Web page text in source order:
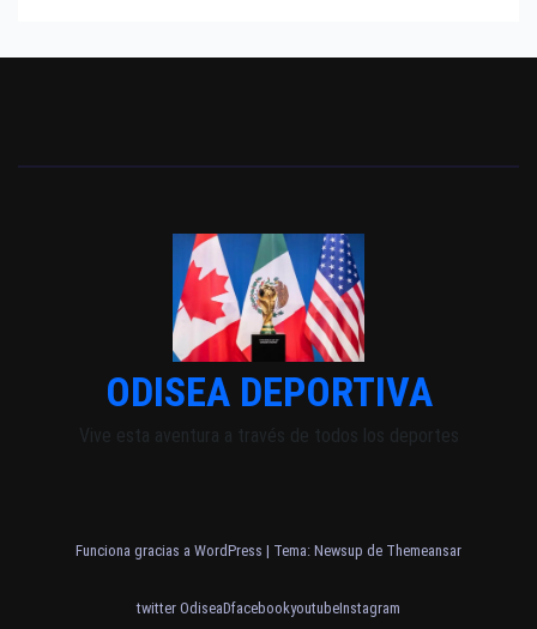
ODISEA DEPORTIVA
Vive esta aventura a través de todos los deportes
Funciona gracias a WordPress | Tema: Newsup de Themeansar
twitter OdiseaDfacebookyoutubeInstagram